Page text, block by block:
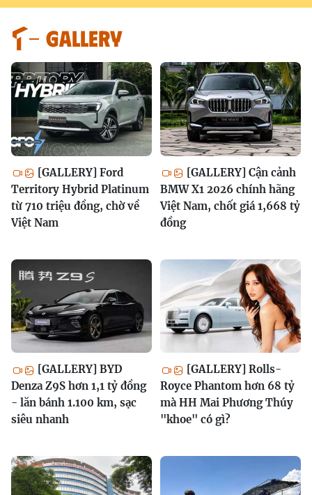
GALLERY
[GALLERY] Ford
Territory Hybrid Platinum
từ 710 triệu đồng, chờ về
Việt Nam
[GALLERY] Cận cảnh
BMW X1 2026 chính hãng
Việt Nam, chốt giá 1,668 tỷ
đồng
[GALLERY] BYD
Denza Z9S hơn 1,1 tỷ đồng
- lăn bánh 1.100 km, sạc
siêu nhanh
[GALLERY] Rolls-
Royce Phantom hơn 68 tỷ
mà HH Mai Phương Thúy
"khoe" có gì?